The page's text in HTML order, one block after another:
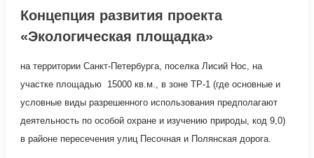
Концепция развития проекта
«Экологическая площадка»
на территории Санкт-Петербурга, поселка Лисий Нос, на
участке площадью 15000 кв.м., в зоне ТР-1 (где основные и
условные виды разрешенного использования предполагают
деятельность по особой охране и изучению природы, код 9,0)
в районе пересечения улиц Песочная и Полянская дорога.